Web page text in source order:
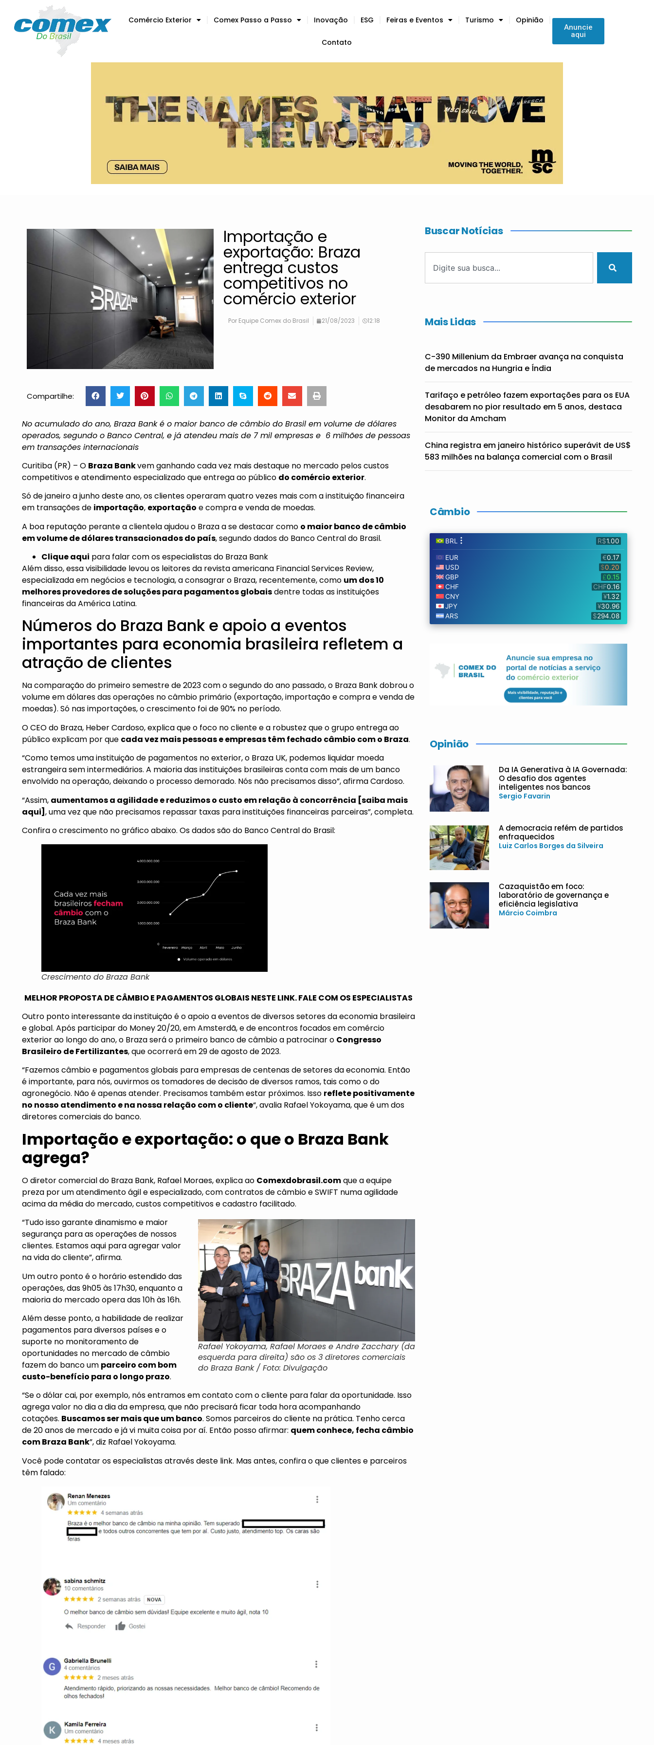
Comércio Exterior Comex Passo a Passo Inovação ESG Feiras e Eventos Turismo Opinião
Contato
Anuncie
aqui
Importação e
exportação: Braza
entrega custos
competitivos no
comércio exterior
Por Equipe Comex do Brasil 21/08/2023 12:18
Compartilhe:
No acumulado do ano, Braza Bank é o maior banco de câmbio do Brasil em volume de dólares
operados, segundo o Banco Central, e já atendeu mais de 7 mil empresas e 6 milhões de pessoas
em transações internacionais
Curitiba (PR) – O Braza Bankvem ganhando cada vez mais destaque no mercado pelos custos
competitivos e atendimento especializado que entrega ao público do comércio exterior.
Só de janeiro a junho deste ano, os clientes operaram quatro vezes mais com a instituição financeira
em transações de importação, exportação e compra e venda de moedas.
A boa reputação perante a clientela ajudou o Braza a se destacar como o maior banco de câmbio
em volume de dólares transacionados do país, segundo dados do Banco Central do Brasil.
Clique aqui para falar com os especialistas do Braza Bank
Além disso, essa visibilidade levou os leitores da revista americana Financial Services Review,
especializada em negócios e tecnologia, a consagrar o Braza, recentemente, como um dos 10
melhores provedores de soluções para pagamentos globaisdentre todas as instituições
financeiras da América Latina.
Números do Braza Bank e apoio a eventos
importantes para economia brasileira refletem a
atração de clientes
Na comparação do primeiro semestre de 2023 com o segundo do ano passado, o Braza Bank dobrou o
volume em dólares das operações no câmbio primário (exportação, importação e compra e venda de
moedas). Só nas importações, o crescimento foi de 90% no período.
O CEO do Braza, Heber Cardoso, explica que o foco no cliente e a robustez que o grupo entrega ao
público explicam por que cada vez mais pessoas e empresas têm fechado câmbio com o Braza.
“Como temos uma instituição de pagamentos no exterior, o Braza UK, podemos liquidar moeda
estrangeira sem intermediários. A maioria das instituições brasileiras conta com mais de um banco
envolvido na operação, deixando o processo demorado. Nós não precisamos disso”, afirma Cardoso.
“Assim, aumentamos a agilidade e reduzimos o custo em relação à concorrência [saiba mais
aqui] , uma vez que não precisamos repassar taxas para instituições financeiras parceiras”, completa.
Confira o crescimento no gráfico abaixo. Os dados são do Banco Central do Brasil:
Crescimento do Braza Bank
MELHOR PROPOSTA DE CÂMBIO E PAGAMENTOS GLOBAIS NESTE LINK. FALE COM OS ESPECIALISTAS
Outro ponto interessante da instituição é o apoio a eventos de diversos setores da economia brasileira
e global. Após participar do Money 20/20, em Amsterdã, e de encontros focados em comércio
exterior ao longo do ano, o Braza será o primeiro banco de câmbio a patrocinar o Congresso
Brasileiro de Fertilizantes, que ocorrerá em 29 de agosto de 2023.
“Fazemos câmbio e pagamentos globais para empresas de centenas de setores da economia. Então
é importante, para nós, ouvirmos os tomadores de decisão de diversos ramos, tais como o do
agronegócio. Não é apenas atender. Precisamos também estar próximos. Isso reflete positivamente
no nosso atendimento e na nossa relação com o cliente“, avalia Rafael Yokoyama, que é um dos
diretores comerciais do banco.
Importação e exportação: o que o Braza Bank
agrega?
O diretor comercial do Braza Bank, Rafael Moraes, explica ao Comexdobrasil.comque a equipe
preza por um atendimento ágil e especializado, com contratos de câmbio e SWIFT numa agilidade
acima da média do mercado, custos competitivos e cadastro facilitado.
Rafael Yokoyama, Rafael Moraes e Andre Zacchary (da
esquerda para direita) são os 3 diretores comerciais
do Braza Bank / Foto: Divulgação
“Tudo isso garante dinamismo e maior
segurança para as operações de nossos
clientes. Estamos aqui para agregar valor
na vida do cliente”, afirma.
Um outro ponto é o horário estendido das
operações, das 9h05 às 17h30, enquanto a
maioria do mercado opera das 10h às 16h.
Além desse ponto, a habilidade de realizar
pagamentos para diversos países e o
suporte no monitoramento de
oportunidades no mercado de câmbio
fazem do banco um parceiro com bom
custo-benefício para o longo prazo.
“Se o dólar cai, por exemplo, nós entramos em contato com o cliente para falar da oportunidade. Isso
agrega valor no dia a dia da empresa, que não precisará ficar toda hora acompanhando
cotações. Buscamos ser mais que um banco. Somos parceiros do cliente na prática. Tenho cerca
de 20 anos de mercado e já vi muita coisa por aí. Então posso afirmar: quem conhece, fecha câmbio
com Braza Bank”, diz Rafael Yokoyama.
Você pode contatar os especialistas atravésdeste link. Mas antes, confira o que clientes e parceiros
têm falado:
Buscar Notícias
Mais Lidas
C-390 Millenium da Embraer avança na conquista
de mercados na Hungria e Índia
Tarifaço e petróleo fazem exportações para os EUA
desabarem no pior resultado em 5 anos, destaca
Monitor da Amcham
China registra em janeiro histórico superávit de US$
583 milhões na balança comercial com o Brasil
Câmbio
Opinião
Da IA Generativa à IA Governada:
O desafio dos agentes
inteligentes nos bancos
Sergio Favarin
A democracia refém de partidos
enfraquecidos
Luiz Carlos Borges da Silveira
Cazaquistão em foco:
laboratório de governança e
eficiência legislativa
Márcio Coimbra